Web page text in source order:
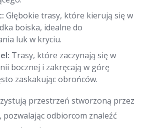
Głębokie trasy, które kierują się w
boiska, idealne do
luk w kryciu.
Trasy, które zaczynają się w
bocznej i zakręcają w górę
zaskakując obrońców.
przestrzeń stworzoną przez
pozwalając odbiorcom znaleźć